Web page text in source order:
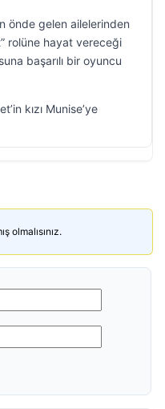
önde gelen ailelerinden
rolüne hayat vereceği
başarılı bir oyuncu
kızı Munise’ye
olmalısınız.